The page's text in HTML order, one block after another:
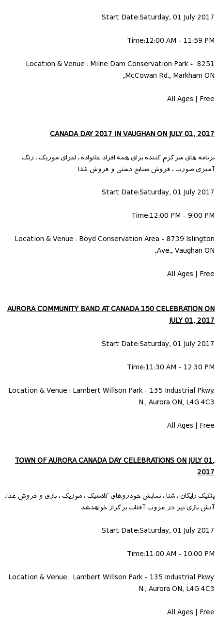
Start Date:Saturday, 01 July 2017
Time:12:00 AM - 11:59 PM
Location & Venue : Milne Dam Conservation Park - 8251
McCowan Rd., Markham ON,
All Ages | Free
CANADA DAY 2017 IN VAUGHAN ON JULY 01, 2017
برنامه های سرگرم کننده برای همه افراد خانواده ، اجرای موزیک ، رنگ
آمیزی صورت ، فروش صنایع دستی و فروش غذا
Start Date:Saturday, 01 July 2017
Time:12:00 PM - 9:00 PM
Location & Venue : Boyd Conservation Area - 8739 Islington
Ave., Vaughan ON,
All Ages | Free
AURORA COMMUNITY BAND AT CANADA 150 CELEBRATION ON
JULY 01, 2017
Start Date:Saturday, 01 July 2017
Time:11:30 AM - 12:30 PM
Location & Venue : Lambert Willson Park - 135 Industrial Pkwy.
N., Aurora ON, L4G 4C3
All Ages | Free
TOWN OF AURORA CANADA DAY CELEBRATIONS ON JULY 01,
2017
پنکیک رایگان ، شنا ، نمایش خودروهای کلاسیک ، موزیک ، بازی و فروش غذا.
آتش بازی نیز در غروب آفتاب برگزار خواهدشد
Start Date:Saturday, 01 July 2017
Time:11:00 AM - 10:00 PM
Location & Venue : Lambert Willson Park - 135 Industrial Pkwy.
N., Aurora ON, L4G 4C3
All Ages | Free